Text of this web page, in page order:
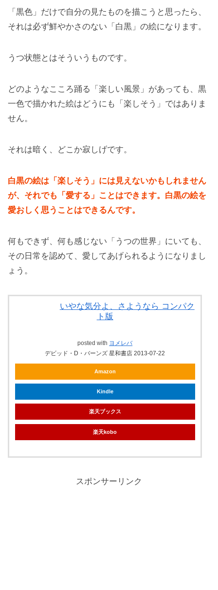
「黒色」だけで自分の見たものを描こうと思ったら、
それは必ず鮮やかさのない「白黒」の絵になります。
うつ状態とはそういうものです。
どのようなこころ踊る「楽しい風景」があっても、黒
一色で描かれた絵はどうにも「楽しそう」ではありま
せん。
それは暗く、どこか寂しげです。
白黒の絵は「楽しそう」には見えないかもしれません
が、それでも「愛する」ことはできます。白黒の絵を
愛おしく思うことはできるんです。
何もできず、何も感じない「うつの世界」にいても、
その日常を認めて、愛してあげられるようになりまし
ょう。
いやな気分よ、さようなら コンパク
ト版
posted with ヨメレバ
デビッド・D・バーンズ 星和書店 2013-07-22
Amazon
Kindle
楽天ブックス
楽天kobo
スポンサーリンク